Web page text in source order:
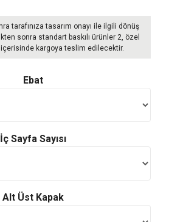
tarafınıza tasarım onayı ile ilgili dönüş
sonra standart baskılı ürünler 2, özel
içerisinde kargoya teslim edilecektir.
Ebat
İç Sayfa Sayısı
Alt Üst Kapak